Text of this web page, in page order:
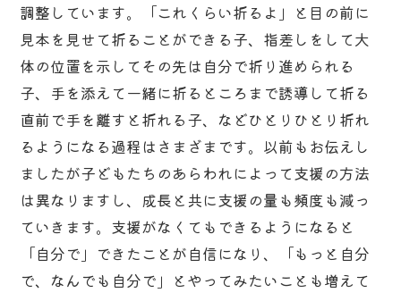
調整しています。「これくらい折るよ」と目の前に
見本を見せて折ることができる子、指差しをして大
体の位置を示してその先は自分で折り進められる
子、手を添えて一緒に折るところまで誘導して折る
直前で手を離すと折れる子、などひとりひとり折れ
るようになる過程はさまざまです。以前もお伝えし
ましたが子どもたちのあらわれによって支援の方法
は異なりますし、成長と共に支援の量も頻度も減っ
ていきます。支援がなくてもできるようになると
「自分で」できたことが自信になり、「もっと自分
で、なんでも自分で」とやってみたいことも増えて